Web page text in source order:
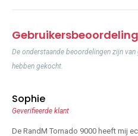
De onderstaande beoordelingen zijn
hebben gekocht.
Sophie
Geverifieerde klant
De RandM Tornado 9000 heeft mij